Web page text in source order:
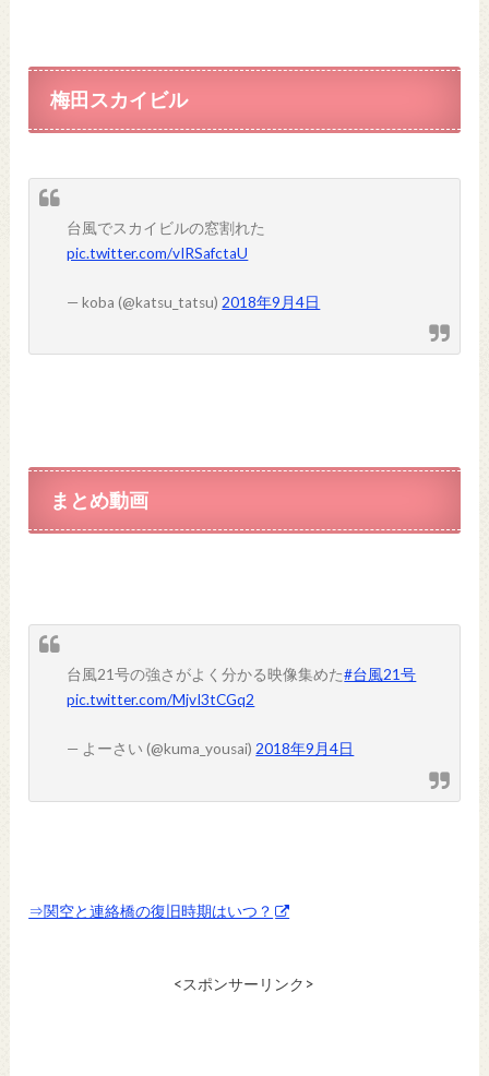
梅田スカイビル
台風でスカイビルの窓割れた
pic.twitter.com/vIRSafctaU
— koba (@katsu_tatsu) 2018年9月4日
まとめ動画
台風21号の強さがよく分かる映像集めた#台風21号
pic.twitter.com/MjvI3tCGq2
— よーさい (@kuma_yousai) 2018年9月4日
⇒関空と連絡橋の復旧時期はいつ？
<スポンサーリンク>